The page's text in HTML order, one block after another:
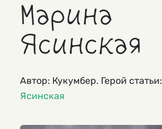
Марина
Ясинская
Автор: Кукумбер. Герой статьи:
Ясинская